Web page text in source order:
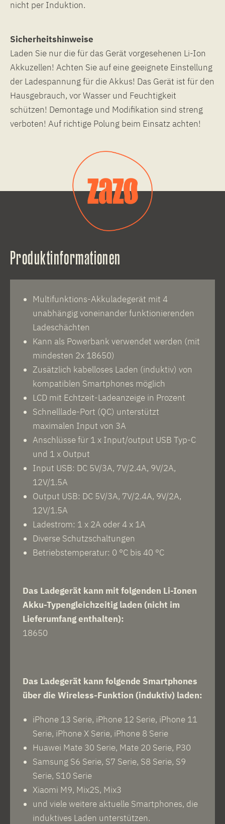
nicht per Induktion.
Sicherheitshinweise
Laden Sie nur die für das Gerät vorgesehenen Li-Ion
Akkuzellen! Achten Sie auf eine geeignete Einstellung
der Ladespannung für die Akkus! Das Gerät ist für den
Hausgebrauch, vor Wasser und Feuchtigkeit
schützen! Demontage und Modifikation sind streng
verboten! Auf richtige Polung beim Einsatz achten!
Produktinformationen
Multifunktions-Akkuladegerät mit 4
unabhängig voneinander funktionierenden
Ladeschächten
Kann als Powerbank verwendet werden (mit
mindesten 2x 18650)
Zusätzlich kabelloses Laden (induktiv) von
kompatiblen Smartphones möglich
LCD mit Echtzeit-Ladeanzeige in Prozent
Schnelllade-Port (QC) unterstützt
maximalen Input von 3A
Anschlüsse für 1 x Input/output USB Typ-C
und 1 x Output
Input USB: DC 5V/3A, 7V/2.4A, 9V/2A,
12V/1.5A
Output USB: DC 5V/3A, 7V/2.4A, 9V/2A,
12V/1.5A
Ladestrom: 1 x 2A oder 4 x 1A
Diverse Schutzschaltungen
Betriebstemperatur: 0 °C bis 40 °C
Das Ladegerät kann mit folgenden Li-Ionen
Akku-Typengleichzeitig laden (nicht im
Lieferumfang enthalten):
18650
Das Ladegerät kann folgende Smartphones
über die Wireless-Funktion (induktiv) laden:
iPhone 13 Serie, iPhone 12 Serie, iPhone 11
Serie, iPhone X Serie, iPhone 8 Serie
Huawei Mate 30 Serie, Mate 20 Serie, P30
Samsung S6 Serie, S7 Serie, S8 Serie, S9
Serie, S10 Serie
Xiaomi M9, Mix2S, Mix3
und viele weitere aktuelle Smartphones, die
induktives Laden unterstützen.